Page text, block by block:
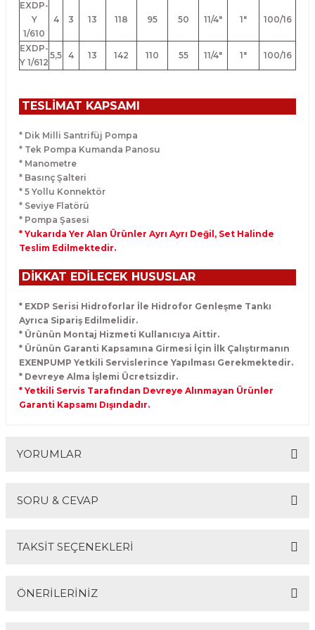
EXDP-
Y
1/610
4 3 13 118 95 50 11/4" 1" 100/16
EXDP-
Y 1/612
5,5 4 13 142 110 55 11/4" 1" 100/16
TESLİMAT KAPSAMI
* Dik Milli Santrifüj Pompa
* Tek Pompa Kumanda Panosu
* Manometre
* Basınç Şalteri
* 5 Yollu Konnektör
* Seviye Flatörü
* Pompa Şasesi
* Yukarıda Yer Alan Ürünler Ayrı Ayrı Değil, Set Halinde
Teslim Edilmektedir.
DİKKAT EDİLECEK HUSUSLAR
* EXDP Serisi Hidroforlar İle Hidrofor Genleşme Tankı
Ayrıca Sipariş Edilmelidir.
* Ürünün Montaj Hizmeti Kullanıcıya Aittir.
* Ürünün Garanti Kapsamına Girmesi İçin İlk Çalıştırmanın
EXENPUMP Yetkili Servislerince Yapılması Gerekmektedir.
* Devreye Alma İşlemi Ücretsizdir.
* Yetkili Servis Tarafından Devreye Alınmayan Ürünler
Garanti Kapsamı Dışındadır.
YORUMLAR
SORU & CEVAP
TAKSİT SEÇENEKLERİ
ÖNERİLERİNİZ